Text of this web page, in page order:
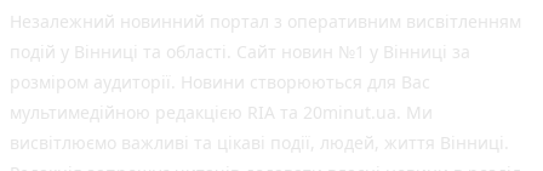
Незалежний новинний портал з оперативним висвітленням
подій у Вінниці та області. Сайт новин №1 у Вінниці за
розміром аудиторії. Новини створюються для Вас
мультимедійною редакцією RIA та 20minut.ua. Ми
висвітлюємо важливі та цікаві події, людей, життя Вінниці.